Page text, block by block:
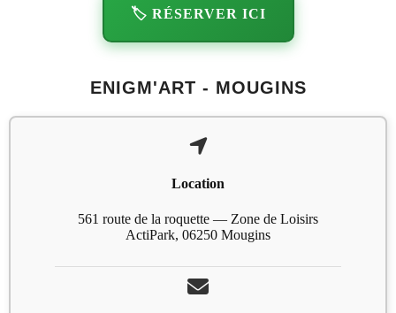
🏷️ RÉSERVER ICI
ENIGM'ART - MOUGINS
Location
561 route de la roquette — Zone de Loisirs
ActiPark, 06250 Mougins